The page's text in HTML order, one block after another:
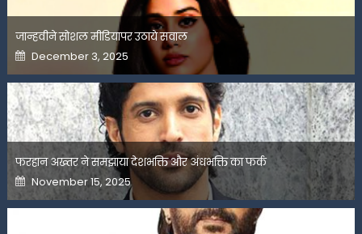
जान्हवीने सोशल मीडियापर उठाये सवाल
Posted
on
December 3, 2025
फरहान अख्तर ने समझाया देशभक्ति और अंधभक्ति का फर्क
Posted
on
November 15, 2025